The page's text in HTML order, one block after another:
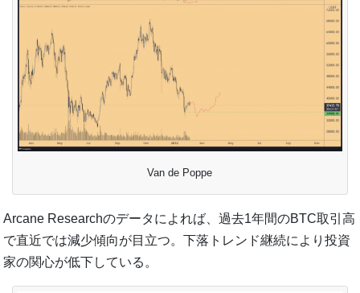
Van de Poppe
Arcane Researchのデータによれば、過去1年間のBTC取引高
で直近では減少傾向が目立つ。下落トレンド継続により投資
家の関心が低下している。